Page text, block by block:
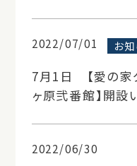
2022/07/01 お
7月1日 【愛の家
ヶ原弐番館】開設
2022/06/30